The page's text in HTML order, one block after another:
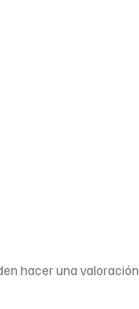
hacer una valoración.